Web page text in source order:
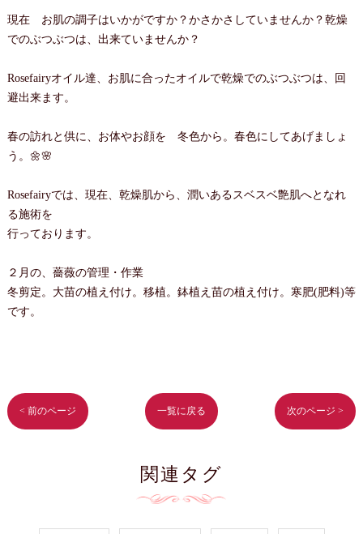
現在 お肌の調子はいかがですか？かさかさしていませんか？乾燥
でのぶつぶつは、出来ていませんか？
Rosefairyオイル達、お肌に合ったオイルで乾燥でのぶつぶつは、回
避出来ます。
春の訪れと供に、お体やお顔を 冬色から。春色にしてあげましょ
う。🌼🌸
Rosefairyでは、現在、乾燥肌から、潤いあるスベスベ艶肌へとなれ
る施術を
行っております。
２月の、薔薇の管理・作業
冬剪定。大苗の植え付け。移植。鉢植え苗の植え付け。寒肥(肥料)等
です。
< 前のページ 一覧に戻る 次のページ >
関連タグ